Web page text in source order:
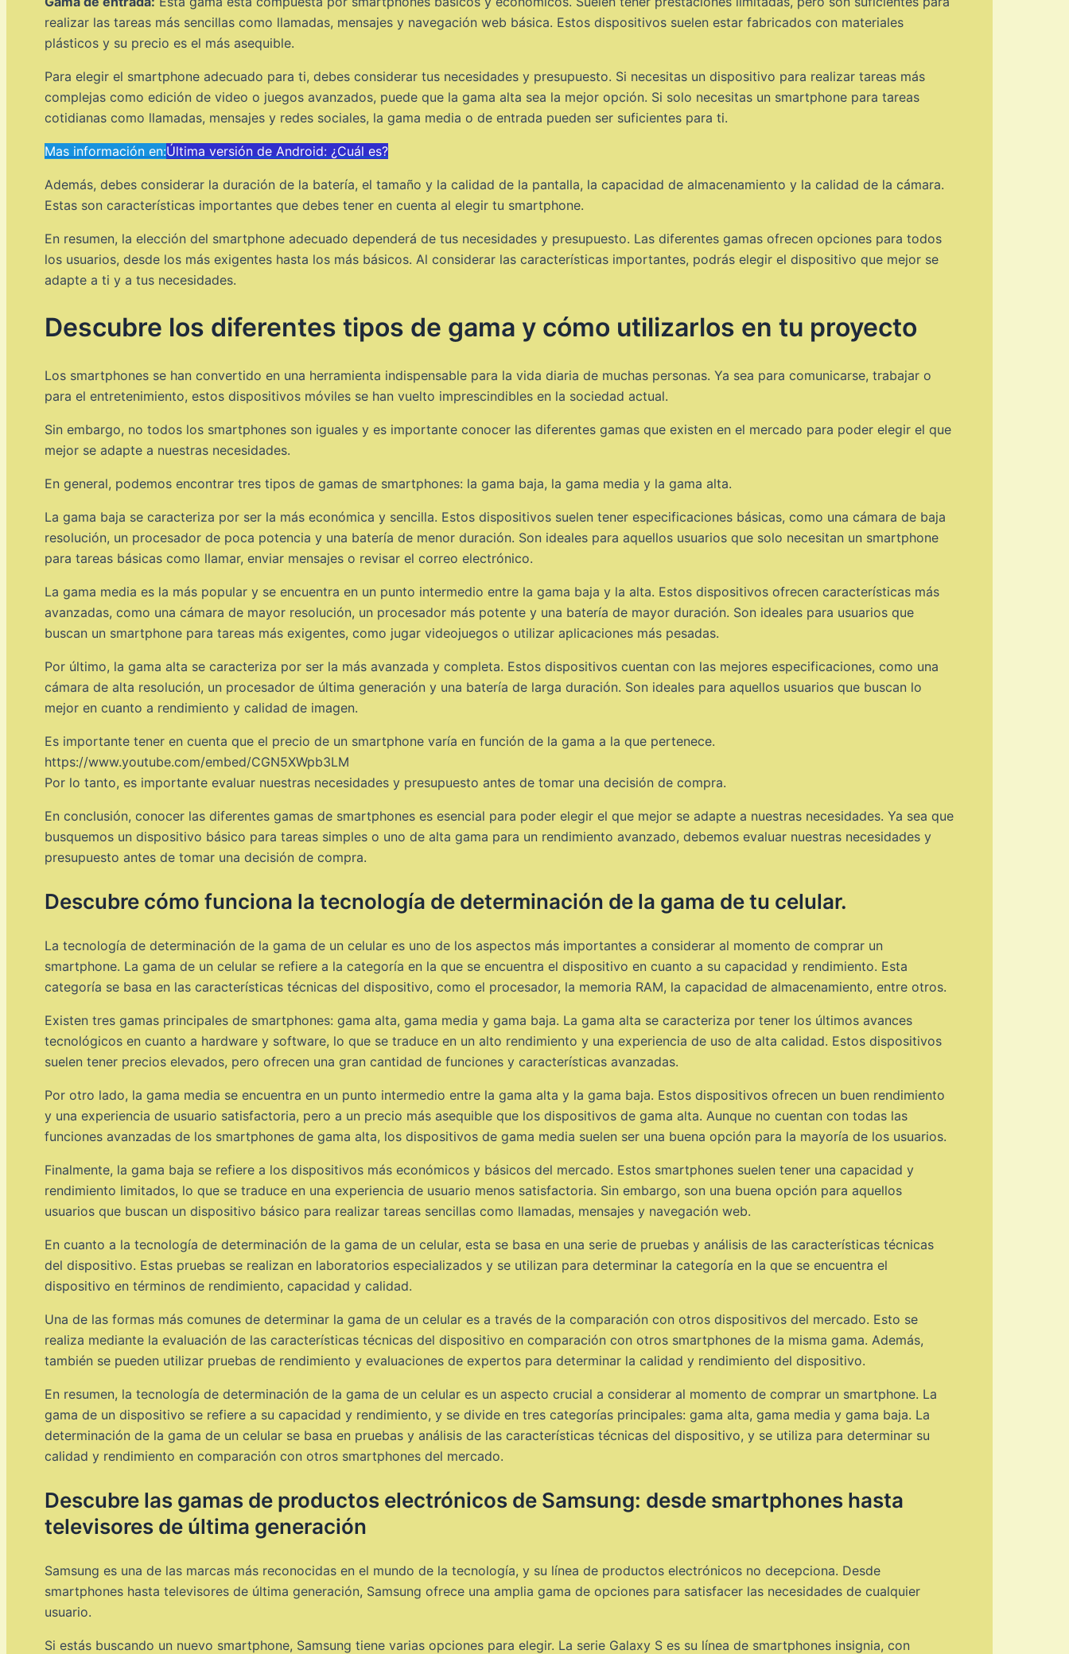
realizar las tareas más sencillas como llamadas, mensajes y navegación web básica. Estos dispositivos suelen estar fabricados con materiales
plásticos y su precio es el más asequible.
Para elegir el smartphone adecuado para ti, debes considerar tus necesidades y presupuesto. Si necesitas un dispositivo para realizar tareas más
complejas como edición de video o juegos avanzados, puede que la gama alta sea la mejor opción. Si solo necesitas un smartphone para tareas
cotidianas como llamadas, mensajes y redes sociales, la gama media o de entrada pueden ser suficientes para ti.
Mas información en:Última versión de Android: ¿Cuál es?
Además, debes considerar la duración de la batería, el tamaño y la calidad de la pantalla, la capacidad de almacenamiento y la calidad de la cámara.
Estas son características importantes que debes tener en cuenta al elegir tu smartphone.
En resumen, la elección del smartphone adecuado dependerá de tus necesidades y presupuesto. Las diferentes gamas ofrecen opciones para todos
los usuarios, desde los más exigentes hasta los más básicos. Al considerar las características importantes, podrás elegir el dispositivo que mejor se
adapte a ti y a tus necesidades.
Descubre los diferentes tipos de gama y cómo utilizarlos en tu proyecto
Los smartphones se han convertido en una herramienta indispensable para la vida diaria de muchas personas. Ya sea para comunicarse, trabajar o
para el entretenimiento, estos dispositivos móviles se han vuelto imprescindibles en la sociedad actual.
Sin embargo, no todos los smartphones son iguales y es importante conocer las diferentes gamas que existen en el mercado para poder elegir el que
mejor se adapte a nuestras necesidades.
En general, podemos encontrar tres tipos de gamas de smartphones: la gama baja, la gama media y la gama alta.
La gama baja se caracteriza por ser la más económica y sencilla. Estos dispositivos suelen tener especificaciones básicas, como una cámara de baja
resolución, un procesador de poca potencia y una batería de menor duración. Son ideales para aquellos usuarios que solo necesitan un smartphone
para tareas básicas como llamar, enviar mensajes o revisar el correo electrónico.
La gama media es la más popular y se encuentra en un punto intermedio entre la gama baja y la alta. Estos dispositivos ofrecen características más
avanzadas, como una cámara de mayor resolución, un procesador más potente y una batería de mayor duración. Son ideales para usuarios que
buscan un smartphone para tareas más exigentes, como jugar videojuegos o utilizar aplicaciones más pesadas.
Por último, la gama alta se caracteriza por ser la más avanzada y completa. Estos dispositivos cuentan con las mejores especificaciones, como una
cámara de alta resolución, un procesador de última generación y una batería de larga duración. Son ideales para aquellos usuarios que buscan lo
mejor en cuanto a rendimiento y calidad de imagen.
Es importante tener en cuenta que el precio de un smartphone varía en función de la gama a la que pertenece.
https://www.youtube.com/embed/CGN5XWpb3LM
Por lo tanto, es importante evaluar nuestras necesidades y presupuesto antes de tomar una decisión de compra.
En conclusión, conocer las diferentes gamas de smartphones es esencial para poder elegir el que mejor se adapte a nuestras necesidades. Ya sea que
busquemos un dispositivo básico para tareas simples o uno de alta gama para un rendimiento avanzado, debemos evaluar nuestras necesidades y
presupuesto antes de tomar una decisión de compra.
Descubre cómo funciona la tecnología de determinación de la gama de tu celular.
La tecnología de determinación de la gama de un celular es uno de los aspectos más importantes a considerar al momento de comprar un
smartphone. La gama de un celular se refiere a la categoría en la que se encuentra el dispositivo en cuanto a su capacidad y rendimiento. Esta
categoría se basa en las características técnicas del dispositivo, como el procesador, la memoria RAM, la capacidad de almacenamiento, entre otros.
Existen tres gamas principales de smartphones: gama alta, gama media y gama baja. La gama alta se caracteriza por tener los últimos avances
tecnológicos en cuanto a hardware y software, lo que se traduce en un alto rendimiento y una experiencia de uso de alta calidad. Estos dispositivos
suelen tener precios elevados, pero ofrecen una gran cantidad de funciones y características avanzadas.
Por otro lado, la gama media se encuentra en un punto intermedio entre la gama alta y la gama baja. Estos dispositivos ofrecen un buen rendimiento
y una experiencia de usuario satisfactoria, pero a un precio más asequible que los dispositivos de gama alta. Aunque no cuentan con todas las
funciones avanzadas de los smartphones de gama alta, los dispositivos de gama media suelen ser una buena opción para la mayoría de los usuarios.
Finalmente, la gama baja se refiere a los dispositivos más económicos y básicos del mercado. Estos smartphones suelen tener una capacidad y
rendimiento limitados, lo que se traduce en una experiencia de usuario menos satisfactoria. Sin embargo, son una buena opción para aquellos
usuarios que buscan un dispositivo básico para realizar tareas sencillas como llamadas, mensajes y navegación web.
En cuanto a la tecnología de determinación de la gama de un celular, esta se basa en una serie de pruebas y análisis de las características técnicas
del dispositivo. Estas pruebas se realizan en laboratorios especializados y se utilizan para determinar la categoría en la que se encuentra el
dispositivo en términos de rendimiento, capacidad y calidad.
Una de las formas más comunes de determinar la gama de un celular es a través de la comparación con otros dispositivos del mercado. Esto se
realiza mediante la evaluación de las características técnicas del dispositivo en comparación con otros smartphones de la misma gama. Además,
también se pueden utilizar pruebas de rendimiento y evaluaciones de expertos para determinar la calidad y rendimiento del dispositivo.
En resumen, la tecnología de determinación de la gama de un celular es un aspecto crucial a considerar al momento de comprar un smartphone. La
gama de un dispositivo se refiere a su capacidad y rendimiento, y se divide en tres categorías principales: gama alta, gama media y gama baja. La
determinación de la gama de un celular se basa en pruebas y análisis de las características técnicas del dispositivo, y se utiliza para determinar su
calidad y rendimiento en comparación con otros smartphones del mercado.
Descubre las gamas de productos electrónicos de Samsung: desde smartphones hasta
televisores de última generación
Samsung es una de las marcas más reconocidas en el mundo de la tecnología, y su línea de productos electrónicos no decepciona. Desde
smartphones hasta televisores de última generación, Samsung ofrece una amplia gama de opciones para satisfacer las necesidades de cualquier
usuario.
Si estás buscando un nuevo smartphone, Samsung tiene varias opciones para elegir. La serie Galaxy S es su línea de smartphones insignia, con